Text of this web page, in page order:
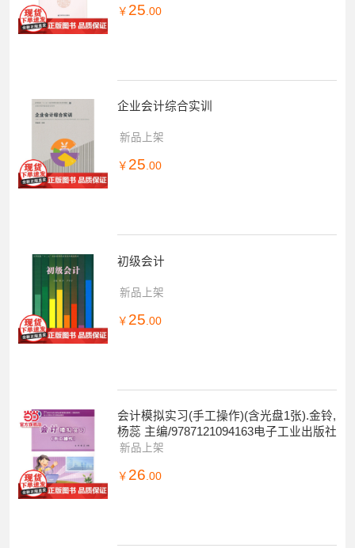
￥ 25 .00
企业会计综合实训
新品上架
￥ 25.00
初级会计
新品上架
￥ 25 .00
会计模拟实习(手工操作)(含光盘1张).金铃,
杨蕊 主编/9787121094163电子工业出版社
新品上架
￥ 26 .00